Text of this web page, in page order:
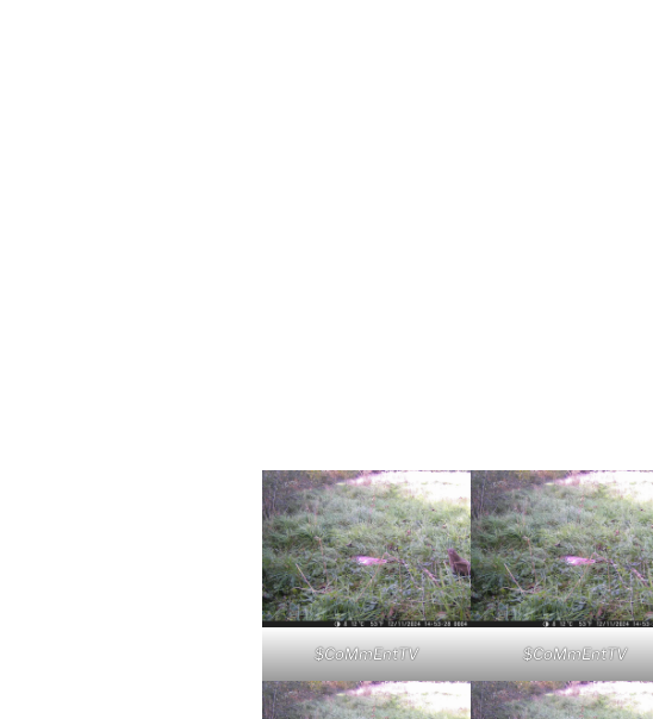
$CoMmEntTV $CoMmEntTV